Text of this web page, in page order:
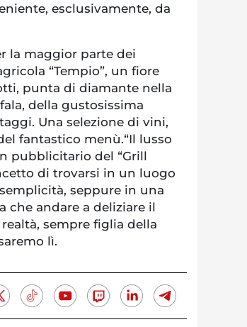
esclusivamente, da
la maggior parte dei
“Tempio”, un fiore
punta di diamante nella
della gustosissima
Una selezione di vini,
fantastico menù.“Il lusso
pubblicitario del “Grill
di trovarsi in un luogo
seppure in una
che andare a deliziare il
sempre figlia della
lì.